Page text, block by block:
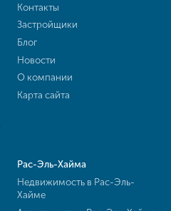
Контакты
Застройщики
Блог
Новости
О компании
Карта сайта
Рас-Эль-Хайма
Недвижимость в Рас-Эль-
Хайме